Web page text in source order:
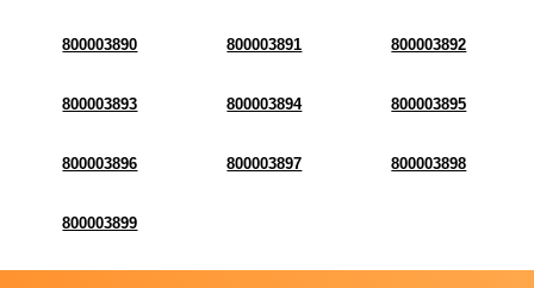
800003890 800003891 800003892
800003893 800003894 800003895
800003896 800003897 800003898
800003899